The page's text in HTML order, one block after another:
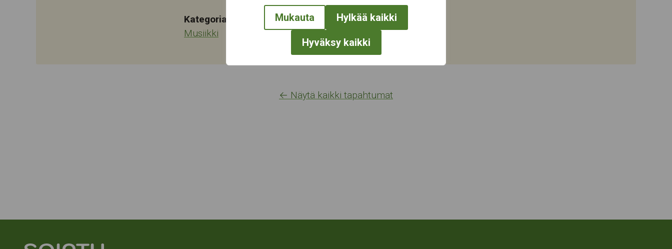
Mukauta Hylkää kaikki
Hyväksy kaikki
Kategoriat:
Musiikki
← Näytä kaikki tapahtumat